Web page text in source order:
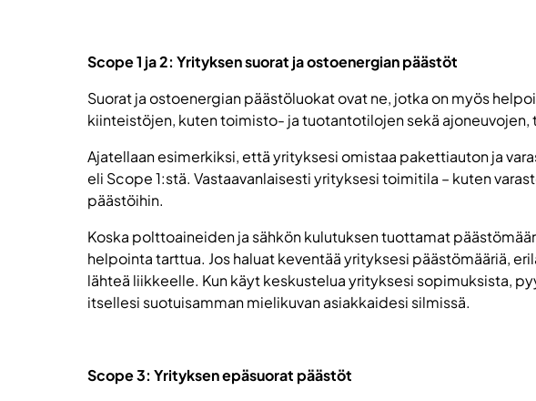
Scope 1 ja 2: Yrityksen suorat ja ostoenergian päästöt
Suorat ja ostoenergian päästöluokat ovat ne, jotka on myös
kiinteistöjen, kuten toimisto- ja tuotantotilojen sekä
Ajatellaan esimerkiksi, että yrityksesi omistaa pakettiauton ja
eli Scope 1:stä. Vastaavanlaisesti yrityksesi toimitila – kuten
päästöihin.
Koska polttoaineiden ja sähkön kulutuksen tuottamat
helpointa tarttua. Jos haluat keventää yrityksesi päästömääriä,
lähteä liikkeelle. Kun käyt keskustelua yrityksesi sopimuksista,
itsellesi suotuisamman mielikuvan asiakkaidesi silmissä.
Scope 3: Yrityksen epäsuorat päästöt